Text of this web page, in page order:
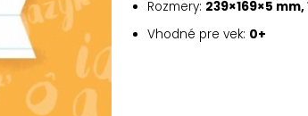
Rozmery: 239×169×5 mm,
Vhodné pre vek: 0+